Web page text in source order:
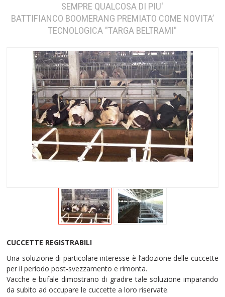
SEMPRE QUALCOSA DI PIU'
BATTIFIANCO BOOMERANG PREMIATO COME NOVITA’
TECNOLOGICA "TARGA BELTRAMI"
CUCCETTE REGISTRABILI
Una soluzione di particolare interesse è l’adozione delle cuccette
per il periodo post-svezzamento e rimonta.
Vacche e bufale dimostrano di gradire tale soluzione imparando
da subito ad occupare le cuccette a loro riservate.